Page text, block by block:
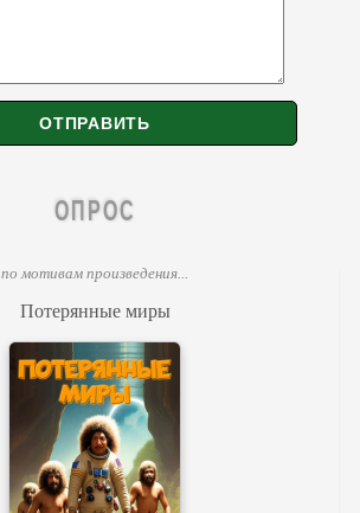
ОПРОС
по мотивам произведения...
Потерянные миры